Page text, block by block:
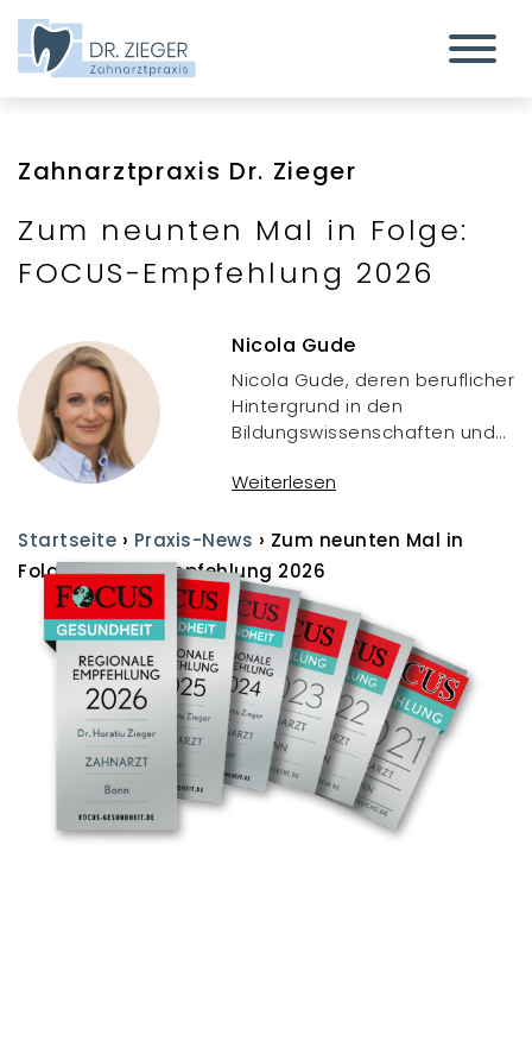
Zahnarztpraxis Dr. Zieger
Zum neunten Mal in Folge:
FOCUS-Empfehlung 2026
Nicola Gude
Nicola Gude, deren beruflicher
Hintergrund in den
Bildungswissenschaften und
liegt, unterstützt die
Assistenz der
Geschäftsführung
insbesondere in den
Bereichen Kommunikation und
Projektmanagement.
Weiterlesen
Startseite › Praxis-News › Zum neunten Mal in
Folge: FOCUS-Empfehlung 2026